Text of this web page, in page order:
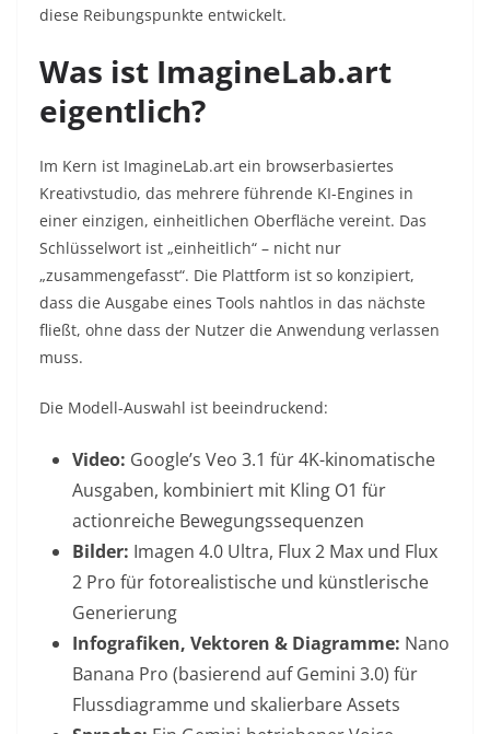
diese Reibungspunkte entwickelt.
Was ist ImagineLab.art
eigentlich?
Im Kern ist ImagineLab.art ein browserbasiertes
Kreativstudio, das mehrere führende KI-Engines in
einer einzigen, einheitlichen Oberfläche vereint. Das
Schlüsselwort ist „einheitlich“ – nicht nur
„zusammengefasst“. Die Plattform ist so konzipiert,
dass die Ausgabe eines Tools nahtlos in das nächste
fließt, ohne dass der Nutzer die Anwendung verlassen
muss.
Die Modell-Auswahl ist beeindruckend:
Video: Google’s Veo 3.1 für 4K-kinomatische
Ausgaben, kombiniert mit Kling O1 für
actionreiche Bewegungssequenzen
Bilder: Imagen 4.0 Ultra, Flux 2 Max und Flux
2 Pro für fotorealistische und künstlerische
Generierung
Infografiken, Vektoren & Diagramme: Nano
Banana Pro (basierend auf Gemini 3.0) für
Flussdiagramme und skalierbare Assets